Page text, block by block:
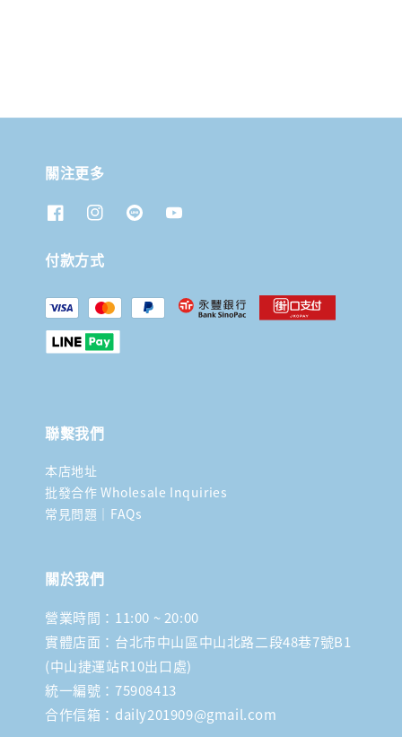
關注更多
付款方式
聯繫我們
本店地址
批發合作 Wholesale Inquiries
常見問題｜FAQs
關於我們
營業時間：11:00 ~ 20:00
實體店面：台北市中山區中山北路二段48巷7號B1
(中山捷運站R10出口處)
統一編號：75908413
合作信箱：daily201909@gmail.com